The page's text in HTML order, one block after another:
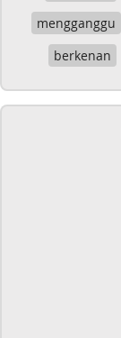
mengganggu
berkenan